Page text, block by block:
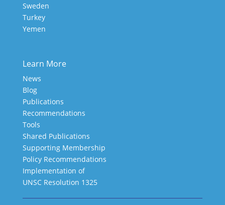
Sweden
Turkey
Yemen
Learn More
News
Blog
Publications
Recommendations
Tools
Shared Publications
Supporting Membership
Policy Recommendations
Implementation of
UNSC Resolution 1325